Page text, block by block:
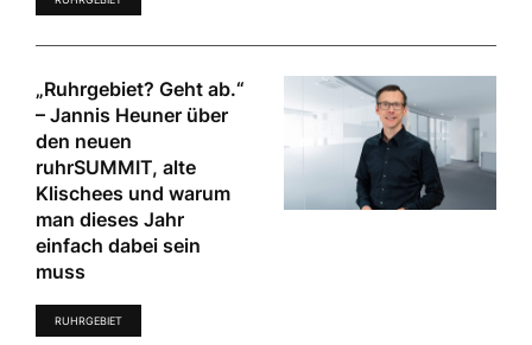
„Ruhrgebiet? Geht ab.“
– Jannis Heuner über
den neuen
ruhrSUMMIT, alte
Klischees und warum
man dieses Jahr
einfach dabei sein
muss
RUHRGEBIET